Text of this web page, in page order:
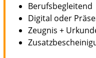
Berufsbegleitend
Digital oder
Zeugnis +